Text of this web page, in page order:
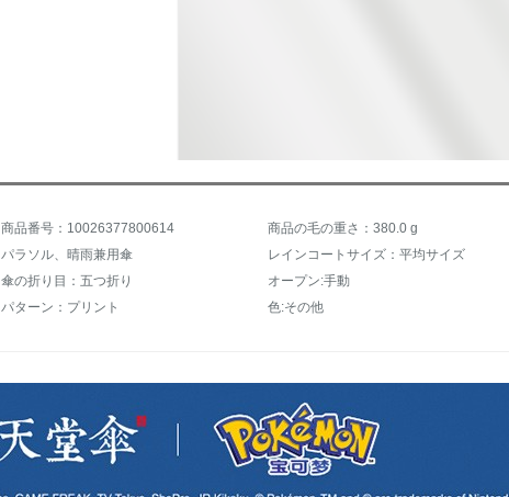
商品番号：10026377800614
商品の毛の重さ：380.0 g
パラソル、晴雨兼用傘
レインコートサイズ：平均サイズ
傘の折り目：五つ折り
オープン:手動
パターン：プリント 色:その他